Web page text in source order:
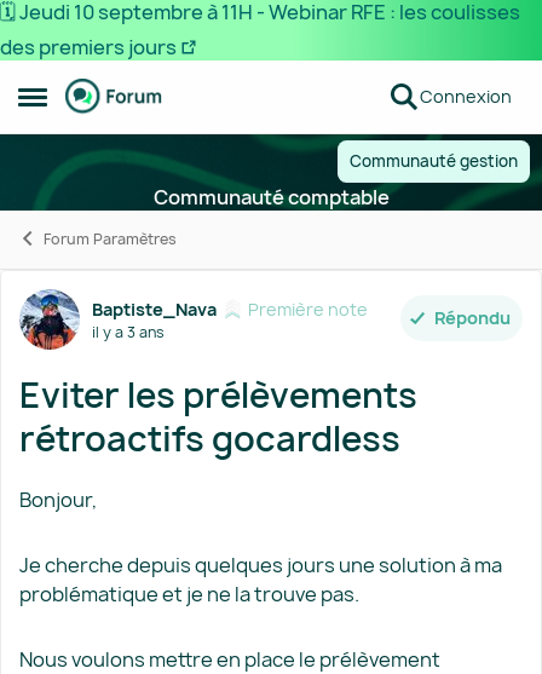
🗓️ Jeudi 10 septembre à 11H - Webinar RFE : les coulisses
des premiers jours
Ouvrir Menu Latéral
Passer au contenu Connexion
Communauté gestion
Communauté comptable
Forum Paramètres
Forum Discussion
Baptiste_Nava Première note
il y a 3 ans
Répondu
Eviter les prélèvements
rétroactifs gocardless
Bonjour,
Je cherche depuis quelques jours une solution à ma
problématique et je ne la trouve pas.
Nous voulons mettre en place le prélèvement